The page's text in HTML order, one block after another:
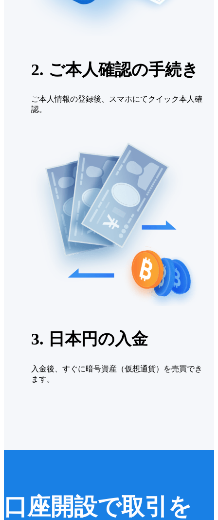
2. ご本人確認の手続き
ご本人情報の登録後、スマホにてクイック本人確
認。
3. 日本円の入金
入金後、すぐに暗号資産（仮想通貨）を売買でき
ます。
口座開設で取引を